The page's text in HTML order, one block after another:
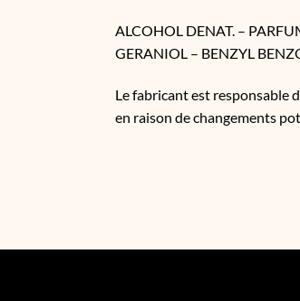
ALCOHOL DENAT. –
GERANIOL – BENZYL
Le fabricant est responsable
en raison de changements